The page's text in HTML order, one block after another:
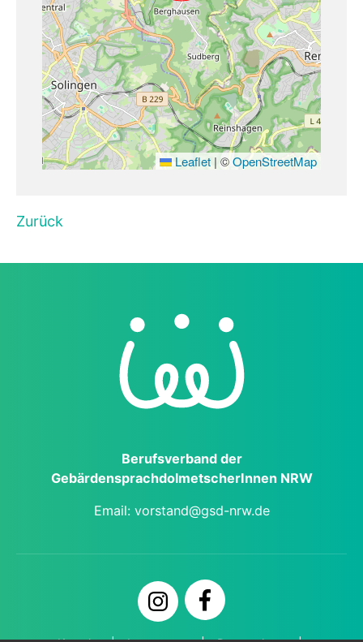
Leaflet | ©OpenStreetMap
Zurück
Berufs­verband der
Gebärden­sprach­dol­metscher­Innen NRW
Email: vorstand@gsd-nrw.de